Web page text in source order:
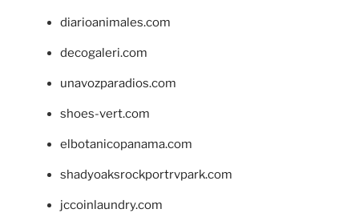
diarioanimales.com
decogaleri.com
unavozparadios.com
shoes-vert.com
elbotanicopanama.com
shadyoaksrockportrvpark.com
jccoinlaundry.com